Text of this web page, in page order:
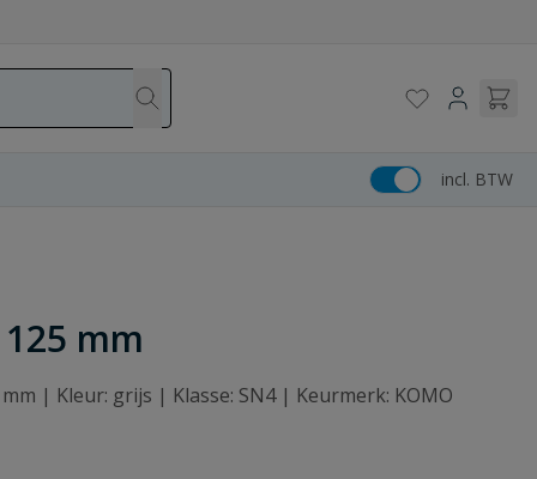
incl. BTW
mm
| Kleur: grijs | Klasse: SN4 | Keurmerk: KOMO